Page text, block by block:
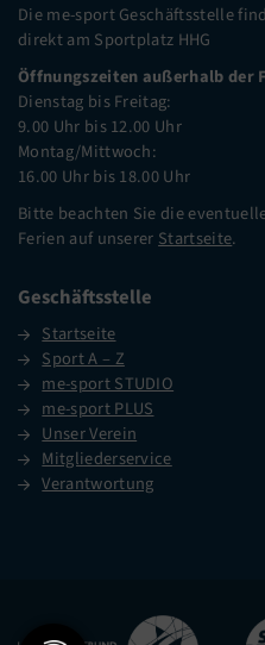
Die me-sport Geschäftsstelle
direkt am Sportplatz HHG
Öffnungszeiten außerhalb der
Dienstag bis Freitag:
9.00 Uhr bis 12.00 Uhr
Montag/Mittwoch:
16.00 Uhr bis 18.00 Uhr
Bitte beachten Sie die
Ferien auf unserer Startseite.
Geschäftsstelle
Startseite
Sport A – Z
me-sport STUDIO
me-sport PLUS
Unser Verein
Mitgliederservice
Verantwortung